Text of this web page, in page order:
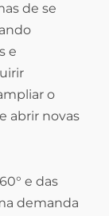
de se
e
o
abrir novas
e das
demanda